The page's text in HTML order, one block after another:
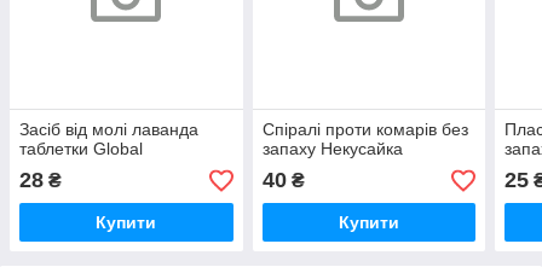
Засіб від молі лаванда
таблетки Global
28 ₴
Купити
Спіралі проти комарів без
запаху Некусайка
40₴
Купити
25